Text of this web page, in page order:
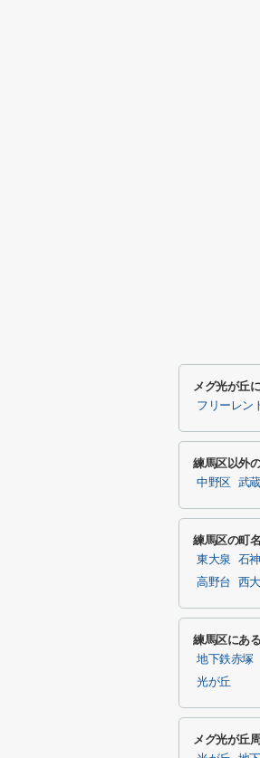
メグ光が丘
フリーレン
練馬区以外
中野区 武
練馬区の町
東大泉 石
高野台
西
練馬区にあ
地下鉄赤塚
光が丘
メグ光が丘